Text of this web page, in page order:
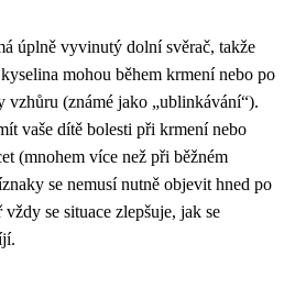
úplně vyvinutý dolní svěrač, takže
mohou během krmení nebo po
vzhůru (známé jako „ublinkávání“).
vaše dítě bolesti při krmení nebo
(mnohem více než při běžném
se nemusí nutně objevit hned po
vždy se situace zlepšuje, jak se